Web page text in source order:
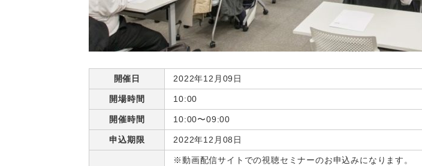
開催日 2022年12月09日
開場時間 10:00
開催時間 10:00〜09:00
申込期限 2022年12月08日
※動画配信サイトでの視聴セミナーのお申込みになります。